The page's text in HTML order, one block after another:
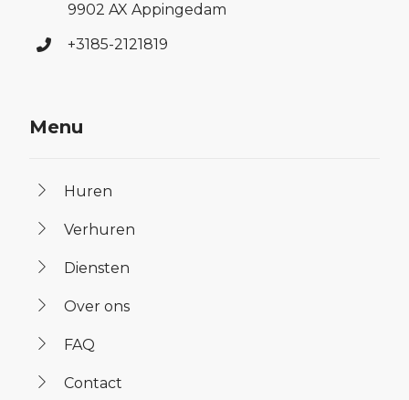
9902 AX Appingedam
+3185-2121819
Menu
Huren
Verhuren
Diensten
Over ons
FAQ
Contact